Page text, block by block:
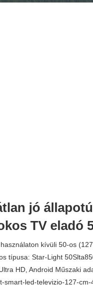
jó
TV eladó
kívüli 50-os
típusa: Star-Light
HD, Android Műszaki
smart-led-televizio-127-